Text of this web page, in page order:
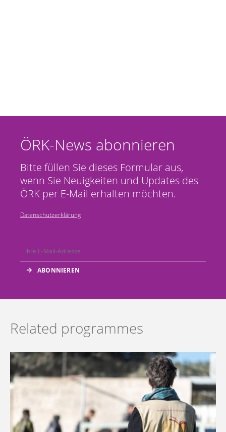
ÖRK-News abonnieren
Bitte füllen Sie dieses Formular aus,
wenn Sie Neuigkeiten und Updates des
ÖRK per E-Mail erhalten möchten.
Datenschutzerklärung
Related programmes